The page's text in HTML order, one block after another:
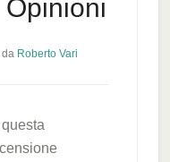
da Roberto Vari
questa